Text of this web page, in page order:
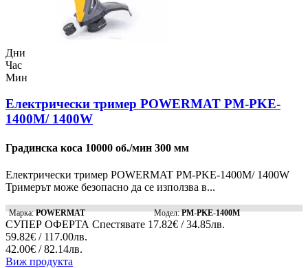
Дни
Час
Мин
Електрически тример POWERMAT PM-PKE-
1400M/ 1400W
Градинска коса 10000 об./мин 300 мм
Електрически тример POWERMAT PM-PKE-1400M/ 1400W
Тримерът може безопасно да се използва в...
Марка:POWERMAT Модел:PM-PKE-1400M
СУПЕР ОФЕРТА Спестявате 17.82€ / 34.85лв.
59.82€ / 117.00лв.
42.00€ / 82.14лв.
Виж продукта